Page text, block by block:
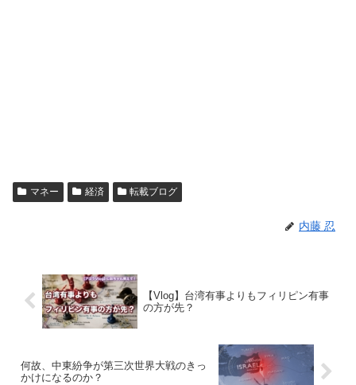
マネー 経済 転載ブログ
内藤 忍
【Vlog】台湾有事よりもフィリピン有事
の方が先？
何故、中東紛争が第三次世界大戦のきっ
かけになるのか？